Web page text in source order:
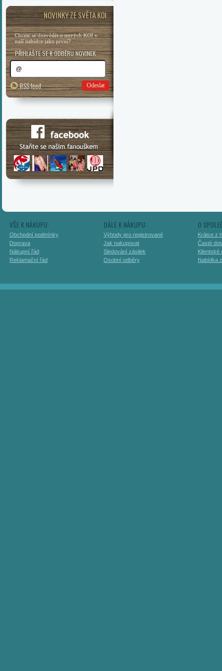
NOVINKY ZE SVĚTA KOI
Chcete se dozvědět o nových KOI v
naší nabídce jako první?
PŘIHLAŠTE SE K ODBĚRU NOVINEK
RSS feed Odeslat
VŠE K NÁKUPU:
Obchodní podmínky
Doprava
Nákupní řád
Reklamační řád
DÁLE K NÁKUPU:
Výhody pro registrované
Jak nakupovat
Sledování zásilek
Osobní odběry
O
Krátce z
Časté
Klientské
Nabídka